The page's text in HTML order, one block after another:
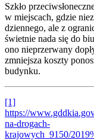
Szkło
w miejscach, gdzie
dziennego, ale z
świetnie nada się do
ono nieprzerwany
zmniejsza koszty
budynku.
[1]
https://
na-drogach-
krajowych_9150/